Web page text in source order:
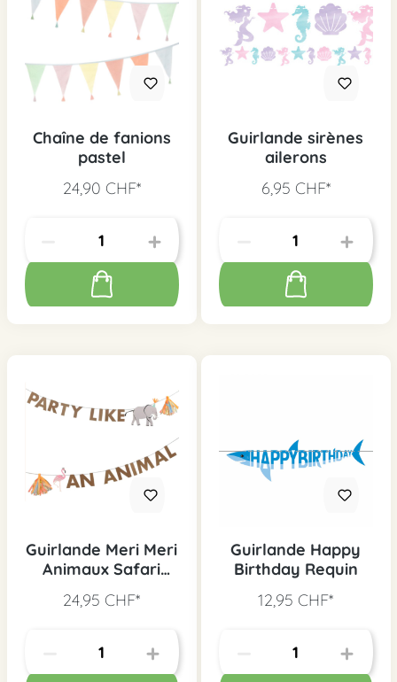
Chaîne de fanions
pastel
24,90 CHF*
Guirlande sirènes
ailerons
6,95 CHF*
Guirlande Meri Meri
Animaux Safari
24,95 CHF*
Guirlande Happy
Birthday Requin
12,95 CHF*